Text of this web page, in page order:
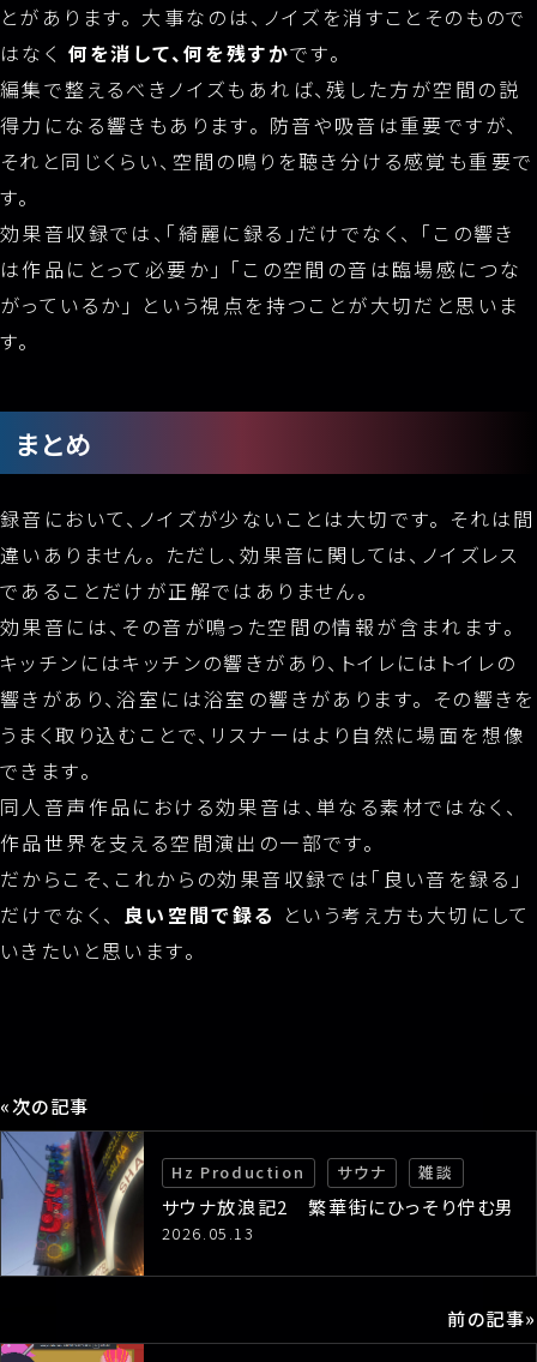
とがあります。 大事なのは、ノイズを消すことそのもので
はなく 何を消して、何を残すかです。
編集で整えるべきノイズもあれば、残した方が空間の説
得力になる響きもあります。 防音や吸音は重要ですが、
それと同じくらい、空間の鳴りを聴き分ける感覚も重要で
す。
効果音収録では、「綺麗に録る」だけでなく、 「この響き
は作品にとって必要か」 「この空間の音は臨場感につな
がっているか」 という視点を持つことが大切だと思いま
す。
まとめ
録音において、ノイズが少ないことは大切です。 それは間
違いありません。 ただし、効果音に関しては、ノイズレス
であることだけが正解ではありません。
効果音には、その音が鳴った空間の情報が含まれます。
キッチンにはキッチンの響きがあり、トイレにはトイレの
響きがあり、浴室には浴室の響きがあります。 その響きを
うまく取り込むことで、リスナーはより自然に場面を想像
できます。
同人音声作品における効果音は、単なる素材ではなく、
作品世界を支える空間演出の一部です。
だからこそ、これからの効果音収録では「良い音を録る」
だけでなく、 良い空間で録る という考え方も大切にして
いきたいと思います。
«次の記事
Hz Production サウナ 雑談
サウナ放浪記2 繁華街にひっそり佇む男
の世界
2026.05.13
前の記事»